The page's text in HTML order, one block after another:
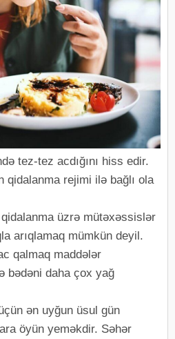
tez-tez acdığını hiss edir.
qidalanma rejimi ilə bağlı ola
üzrə mütəxəssislər
arıqlamaq mümkün deyil.
qalmaq maddələr
bədəni daha çox yağ
ən uyğun üsul gün
öyün yeməkdir. Səhər